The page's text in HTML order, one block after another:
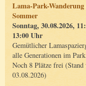
Lama-Park-
Sommer
Sonntag, 30.08.2026,
13:00 Uhr
Gemütlicher
alle Generationen im
Noch 8 Plätze frei (Stand
03.08.2026)